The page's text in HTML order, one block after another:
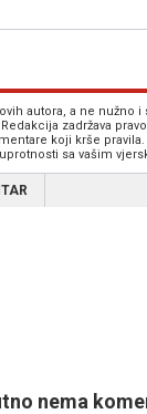
autora, a ne
zadržava
koji krše
sa vašim
nema